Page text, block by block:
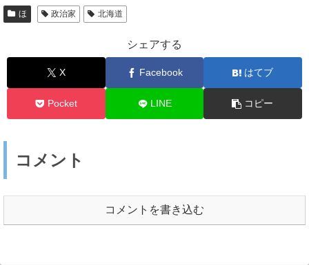
ほ 政治家 北海道
シェアする
X Facebook はてブ
Pocket LINE コピー
コメント
コメントを書き込む